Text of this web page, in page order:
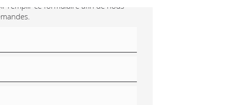
remplir ce formulaire afin de nous